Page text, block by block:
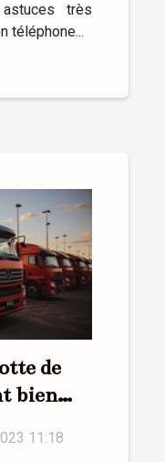
très
téléphone...
de
bien
11:18